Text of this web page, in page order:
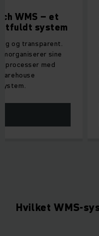
WMS – et
system
og transparent.
sine
processer med
Hvilket WMS-